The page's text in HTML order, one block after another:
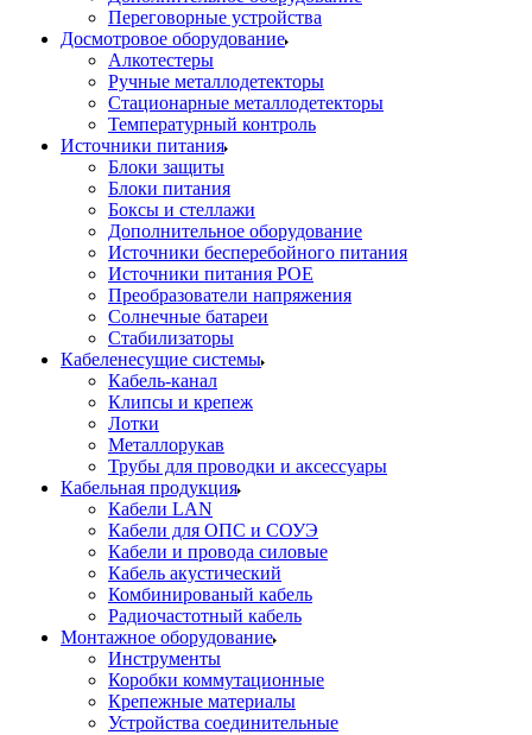
Переговорные устройства
Досмотровое оборудование
Алкотестеры
Ручные металлодетекторы
Стационарные металлодетекторы
Температурный контроль
Источники питания
Блоки защиты
Блоки питания
Боксы и стеллажи
Дополнительное оборудование
Источники бесперебойного питания
Источники питания POE
Преобразователи напряжения
Солнечные батареи
Стабилизаторы
Кабеленесущие системы
Кабель-канал
Клипсы и крепеж
Лотки
Металлорукав
Трубы для проводки и аксессуары
Кабельная продукция
Кабели LAN
Кабели для ОПС и СОУЭ
Кабели и провода силовые
Кабель акустический
Комбинированый кабель
Радиочастотный кабель
Монтажное оборудование
Инструменты
Коробки коммутационные
Крепежные материалы
Устройства соединительные